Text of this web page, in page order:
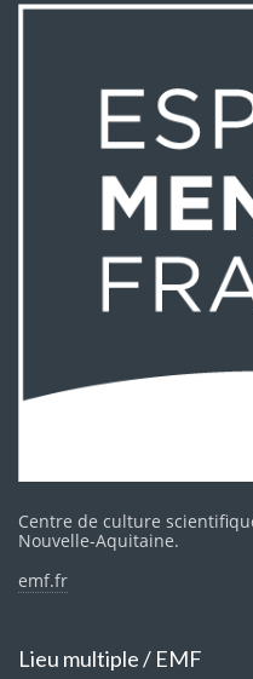
Centre de culture
Nouvelle-Aquitaine.
emf.fr
Lieu multiple / EMF